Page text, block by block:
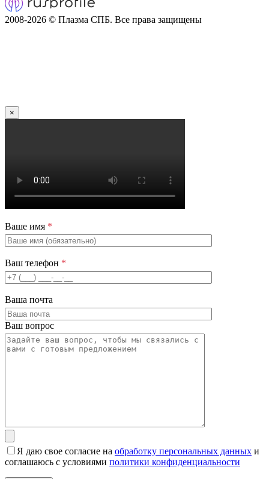
2008-2026 © Плазма СПБ. Все права защищены
×
Ваше имя *
Ваш телефон *
Ваша почта
Ваш вопрос
Я даю свое согласие на обработку персональных данных и
соглашаюсь с условиями политики конфиденциальности